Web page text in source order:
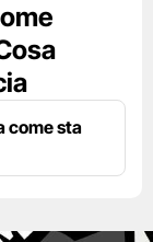
come sta